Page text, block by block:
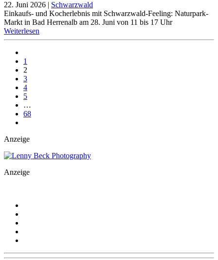
22. Juni 2026 | Schwarzwald
Einkaufs- und Kocherlebnis mit Schwarzwald-Feeling: Naturpark-
Markt in Bad Herrenalb am 28. Juni von 11 bis 17 Uhr
Weiterlesen
1
2
3
4
5
…
68
Anzeige
Anzeige